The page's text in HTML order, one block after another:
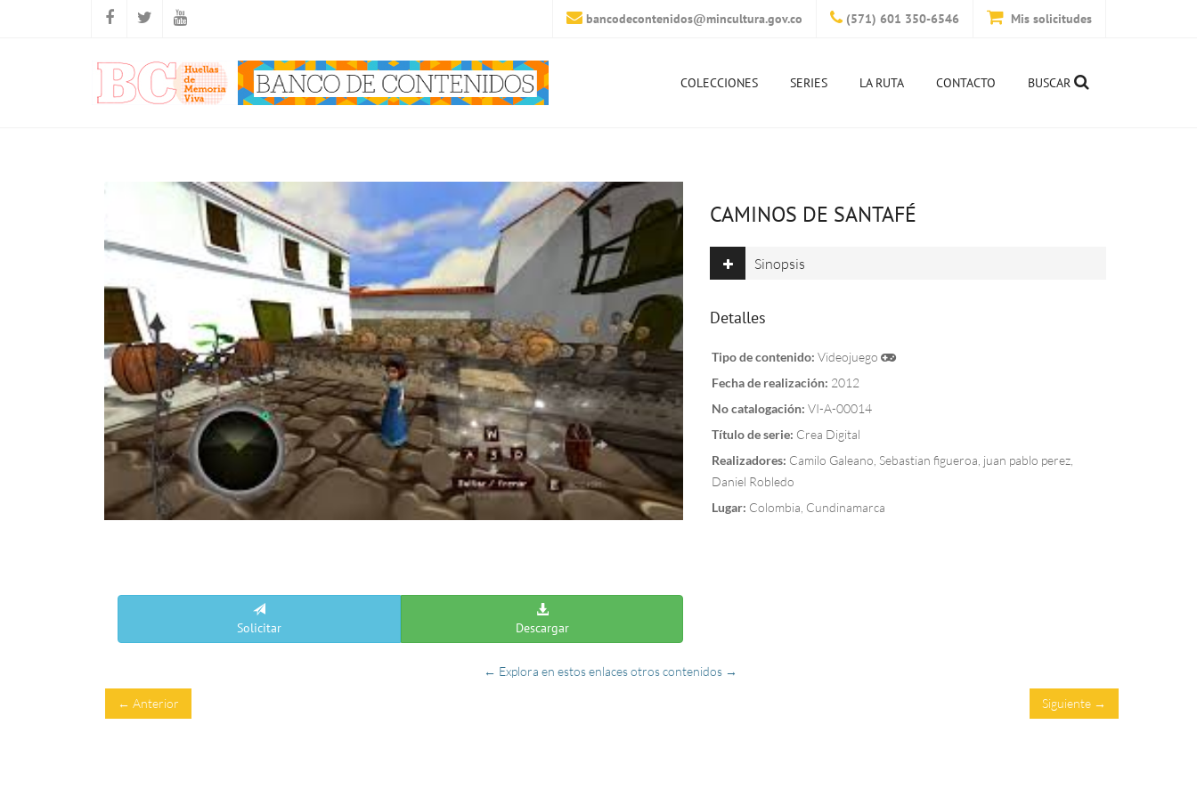
bancodecontenidos@mincultura.gov.co (571) 601 350-6546 Mis solicitudes
COLECCIONES SERIES LA RUTA CONTACTO BUSCAR
Solicitar Descargar
CAMINOS DE SANTAFÉ
Sinopsis
Detalles
Tipo de contenido: Videojuego
Fecha de realización: 2012
No catalogación: VI-A-00014
Título de serie: Crea Digital
Realizadores: Camilo Galeano, Sebastian figueroa, juan pablo perez,
Daniel Robledo
Lugar: Colombia, Cundinamarca
← Anterior
← Explora en estos enlaces otros contenidos →
Siguiente →